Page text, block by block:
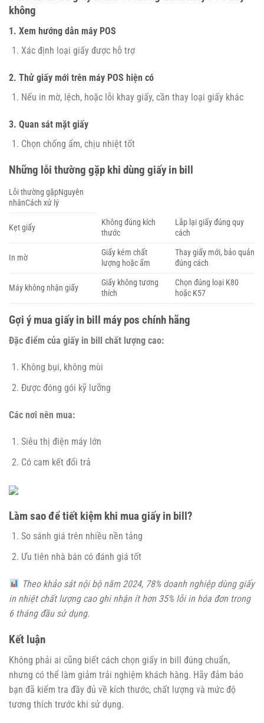
không
1. Xem hướng dẫn máy POS
Xác định loại giấy được hỗ trợ
2. Thử giấy mới trên máy POS hiện có
Nếu in mờ, lệch, hoặc lỗi khay giấy, cần thay loại giấy khác
3. Quan sát mặt giấy
Chọn chống ẩm, chịu nhiệt tốt
Những lỗi thường gặp khi dùng giấy in bill
Lỗi thường gặpNguyên
nhânCách xử lý
Kẹt giấy
Không đúng kích
thước
Lắp lại giấy đúng quy
cách
In mờ
Giấy kém chất
lượng hoặc ẩm
Thay giấy mới, bảo quản
đúng cách
Máy không nhận giấy
Giấy không tương
thích
Chọn đúng loại K80
hoặc K57
Gợi ý mua giấy in bill máy pos chính hãng
Đặc điểm của giấy in bill chất lượng cao:
Không bụi, không mùi
Được đóng gói kỹ lưỡng
Các nơi nên mua:
Siêu thị điện máy lớn
Có cam kết đổi trả
Làm sao để tiết kiệm khi mua giấy in bill?
So sánh giá trên nhiều nền tảng
Ưu tiên nhà bán có đánh giá tốt
Theo khảo sát nội bộ năm 2024, 78% doanh nghiệp dùng giấy
in nhiệt chất lượng cao ghi nhận ít hơn 35% lỗi in hóa đơn trong
6 tháng đầu sử dụng.
Kết luận
Không phải ai cũng biết cách chọn giấy in bill đúng chuẩn,
nhưng có thể làm giảm trải nghiệm khách hàng. Hãy đảm bảo
bạn đã kiểm tra đầy đủ về kích thước, chất lượng và mức độ
tương thích trước khi sử dụng.